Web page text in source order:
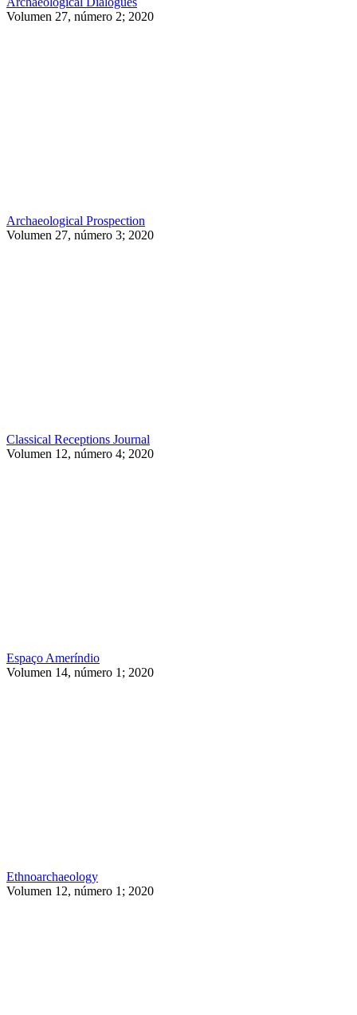
Volumen 27, número 2; 2020
Archaeological Prospection
Volumen 27, número 3; 2020
Classical Receptions Journal
Volumen 12, número 4; 2020
Espaço Ameríndio
Volumen 14, número 1; 2020
Ethnoarchaeology
Volumen 12, número 1; 2020